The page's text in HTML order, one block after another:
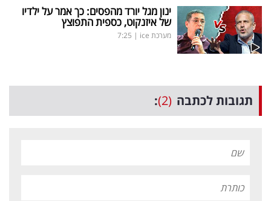
ינון מגל יורד מהפסים: כך אמר על ילדיו
של איזנקוט, כספית התפוצץ
מערכת ice |
7:25
תגובות לכתבה (2)
: